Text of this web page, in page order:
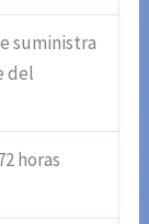
suministra
del
horas